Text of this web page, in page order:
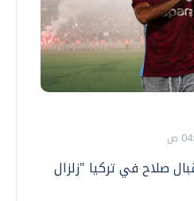
صلاح في تركيا "زلزال